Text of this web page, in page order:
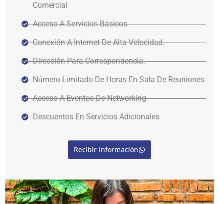
Comercial
Acceso A Servicios Básicos
Conexión A Internet De Alta Velocidad.
Dirección Para Correspondencia.
Número Limitado De Horas En Sala De Reuniones
Acceso A Eventos De Networking
Descuentos En Servicios Adicionales
Recibir Información